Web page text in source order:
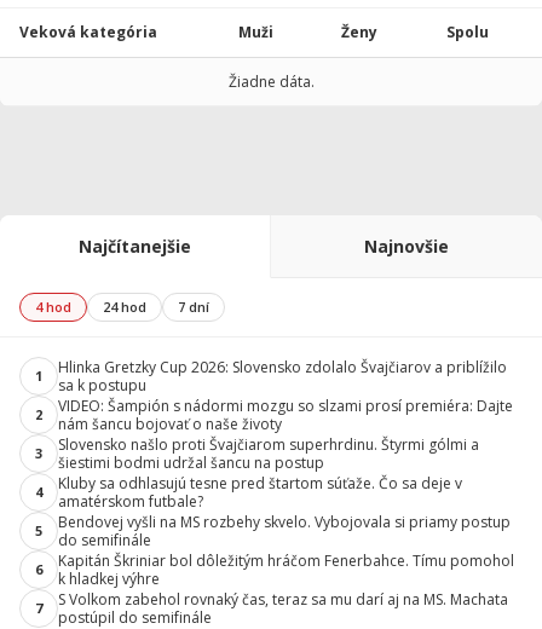
Veková kategória Muži Ženy Spolu
Žiadne dáta.
Najčítanejšie Najnovšie
4 hod 24 hod 7 dní
1
Hlinka Gretzky Cup 2026: Slovensko zdolalo Švajčiarov a priblížilo
sa k postupu
2
VIDEO: Šampión s nádormi mozgu so slzami prosí premiéra: Dajte
nám šancu bojovať o naše životy
3
Slovensko našlo proti Švajčiarom superhrdinu. Štyrmi gólmi a
šiestimi bodmi udržal šancu na postup
4
Kluby sa odhlasujú tesne pred štartom súťaže. Čo sa deje v
amatérskom futbale?
5
Bendovej vyšli na MS rozbehy skvelo. Vybojovala si priamy postup
do semifinále
6
Kapitán Škriniar bol dôležitým hráčom Fenerbahce. Tímu pomohol
k hladkej výhre
7
S Volkom zabehol rovnaký čas, teraz sa mu darí aj na MS. Machata
postúpil do semifinále